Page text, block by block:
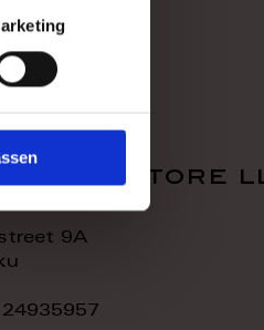
home store
9A